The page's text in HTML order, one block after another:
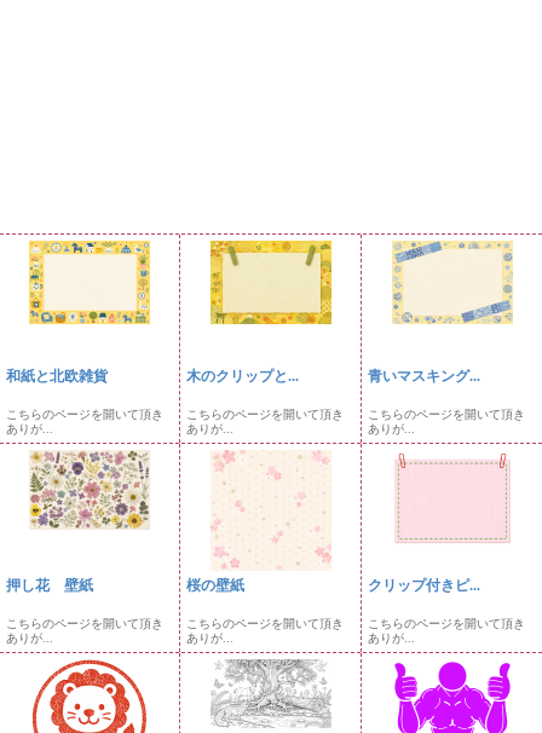
和紙と北欧雑貨
こちらのページを開いて頂き
ありが...
木のクリップと...
こちらのページを開いて頂き
ありが...
青いマスキング...
こちらのページを開いて頂き
ありが...
押し花 壁紙
こちらのページを開いて頂き
ありが...
桜の壁紙
こちらのページを開いて頂き
ありが...
クリップ付きピ...
こちらのページを開いて頂き
ありが...